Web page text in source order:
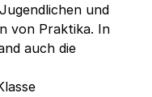
und
von Praktika. In
auch die